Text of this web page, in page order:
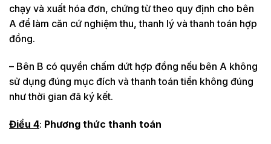
chạy và xuất hóa đơn, chứng từ theo quy định cho bên
A để làm căn cứ nghiệm thu, thanh lý và thanh toán hợp
đồng.
– Bên B có quyền chấm dứt hợp đồng nếu bên A không
sử dụng đúng mục đích và thanh toán tiền không đúng
như thời gian đã ký kết.
Điều 4: Phương thức thanh toán